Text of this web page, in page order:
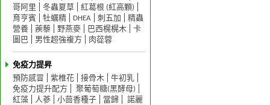
哥阿里
冬蟲夏草
紅葛根 (紅高顆)
育亨賓
牡蠣精 DHEA 刺五加
精蟲
營養
蒺藜 野燕麥 巴西榥榥木
卡
圖巴
男性超強複方 肉蓯蓉
免疫力提昇
預防感冒
紫椎花 接骨木
牛初乳
免疫力提升配方
聚葡萄糖(黑酵母)
紅藻
人蔘 小茴香種子 當歸
諾麗